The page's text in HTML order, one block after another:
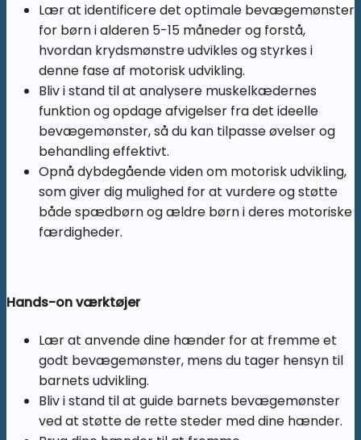
Lær at identificere det optimale bevægemønster
for børn i alderen 5-15 måneder og forstå,
hvordan krydsmønstre udvikles og styrkes i
denne fase af motorisk udvikling.
Bliv i stand til at analysere muskelkædernes
funktion og opdage afvigelser fra det ideelle
bevægemønster, så du kan tilpasse øvelser og
behandling effektivt.
Opnå dybdegående viden om motorisk udvikling,
som giver dig mulighed for at vurdere og støtte
både spædbørn og ældre børn i deres motoriske
færdigheder.
Hands-on værktøjer
Lær at anvende dine hænder for at fremme et
godt bevægemønster, mens du tager hensyn til
barnets udvikling.
Bliv i stand til at guide barnets bevægemønster
ved at støtte de rette steder med dine hænder.